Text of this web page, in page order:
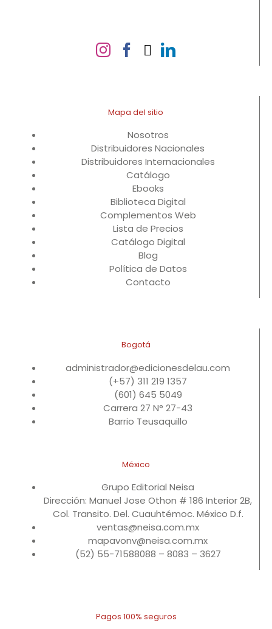
Mapa del sitio
Nosotros
Distribuidores Nacionales
Distribuidores Internacionales
Catálogo
Ebooks
Biblioteca Digital
Complementos Web
Lista de Precios
Catálogo Digital
Blog
Política de Datos
Contacto
Bogotá
administrador@edicionesdelau.com
(+57) 311 219 1357
(601) 645 5049
Carrera 27 N° 27-43
Barrio Teusaquillo
México
Grupo Editorial Neisa
Dirección: Manuel Jose Othon # 186 Interior 2B,
Col. Transito. Del. Cuauhtémoc. México D.f.
ventas@neisa.com.mx
mapavonv@neisa.com.mx
(52) 55-71588088 – 8083 – 3627
Pagos 100% seguros